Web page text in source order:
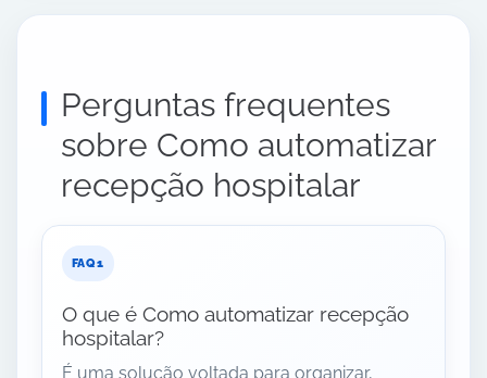
Perguntas frequentes
sobre Como automatizar
recepção hospitalar
O que é Como automatizar recepção
hospitalar?
É uma solução voltada para organizar,